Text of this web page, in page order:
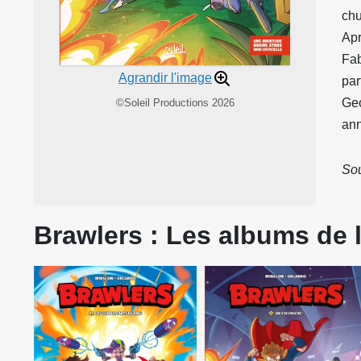
Agrandir l'image
©Soleil Productions 2026
Brawlers : Les albums de